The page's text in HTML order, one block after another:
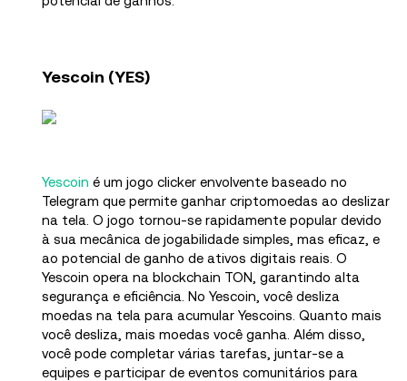
Yescoin (YES)
Yescoin é um jogo clicker envolvente baseado no
Telegram que permite ganhar criptomoedas ao deslizar
na tela. O jogo tornou-se rapidamente popular devido
à sua mecânica de jogabilidade simples, mas eficaz, e
ao potencial de ganho de ativos digitais reais. O
Yescoin opera na blockchain TON, garantindo alta
segurança e eficiência. No Yescoin, você desliza
moedas na tela para acumular Yescoins. Quanto mais
você desliza, mais moedas você ganha. Além disso,
você pode completar várias tarefas, juntar-se a
equipes e participar de eventos comunitários para